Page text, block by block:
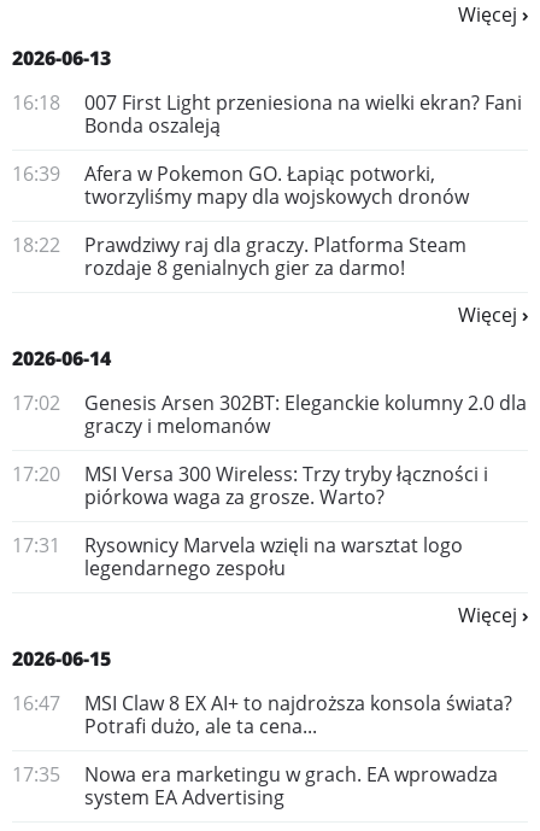
Więcej
2026-06-13
16:18
007 First Light przeniesiona na wielki ekran? Fani
Bonda oszaleją
16:39
Afera w Pokemon GO. Łapiąc potworki,
tworzyliśmy mapy dla wojskowych dronów
18:22
Prawdziwy raj dla graczy. Platforma Steam
rozdaje 8 genialnych gier za darmo!
Więcej
2026-06-14
17:02
Genesis Arsen 302BT: Eleganckie kolumny 2.0 dla
graczy i melomanów
17:20
MSI Versa 300 Wireless: Trzy tryby łączności i
piórkowa waga za grosze. Warto?
17:31
Rysownicy Marvela wzięli na warsztat logo
legendarnego zespołu
Więcej
2026-06-15
16:47
MSI Claw 8 EX AI+ to najdroższa konsola świata?
Potrafi dużo, ale ta cena...
17:35
Nowa era marketingu w grach. EA wprowadza
system EA Advertising